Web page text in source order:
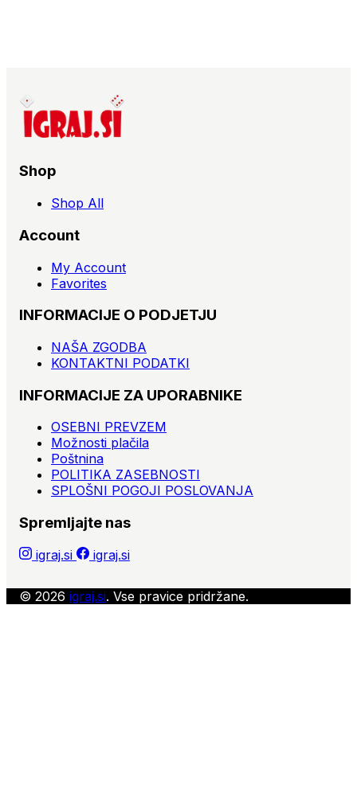
Shop
Shop All
Account
My Account
Favorites
INFORMACIJE O PODJETJU
NAŠA ZGODBA
KONTAKTNI PODATKI
INFORMACIJE ZA UPORABNIKE
OSEBNI PREVZEM
Možnosti plačila
Poštnina
POLITIKA ZASEBNOSTI
SPLOŠNI POGOJI POSLOVANJA
Spremljajte nas
igraj.si igraj.si
© 2026 igraj.si. Vse pravice pridržane.